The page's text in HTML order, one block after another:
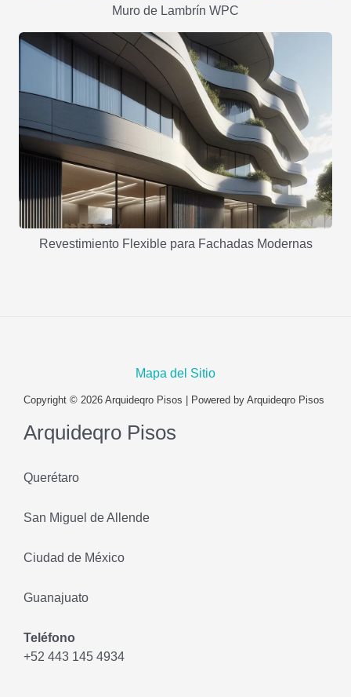
Muro de Lambrín WPC
Revestimiento Flexible para Fachadas Modernas
Mapa del Sitio
Copyright © 2026 Arquideqro Pisos | Powered by Arquideqro Pisos
Arquideqro Pisos
Querétaro
San Miguel de Allende
Ciudad de México
Guanajuato
Teléfono
+52 443 145 4934